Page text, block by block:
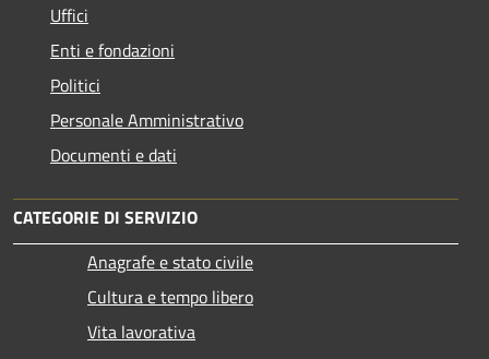
Uffici
Enti e fondazioni
Politici
Personale Amministrativo
Documenti e dati
CATEGORIE DI SERVIZIO
Anagrafe e stato civile
Cultura e tempo libero
Vita lavorativa